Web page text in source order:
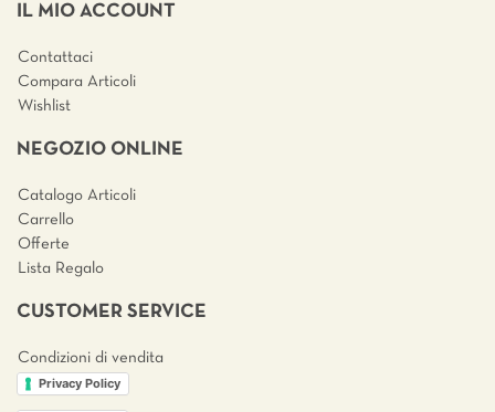
IL MIO ACCOUNT
Contattaci
Compara Articoli
Wishlist
NEGOZIO ONLINE
Catalogo Articoli
Carrello
Offerte
Lista Regalo
CUSTOMER SERVICE
Condizioni di vendita
Privacy Policy